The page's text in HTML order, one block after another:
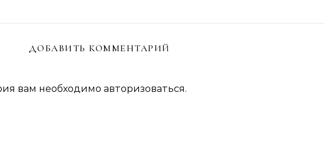
ДОБАВИТЬ КОММЕНТАРИЙ
вам необходимо авторизоваться.